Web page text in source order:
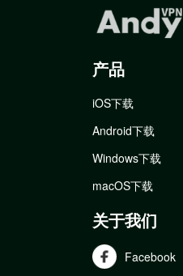
产品
iOS下载
Android下载
Windows下载
macOS下载
关于我们
Facebook